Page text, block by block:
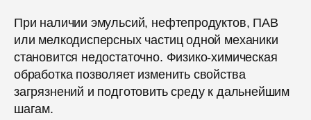
При наличии эмульсий, нефтепродуктов, ПАВ
или мелкодисперсных частиц одной механики
становится недостаточно. Физико-химическая
обработка позволяет изменить свойства
загрязнений и подготовить среду к дальнейшим
шагам.